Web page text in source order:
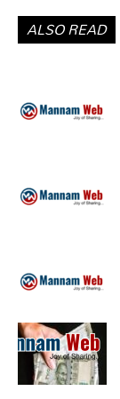
ALSO READ